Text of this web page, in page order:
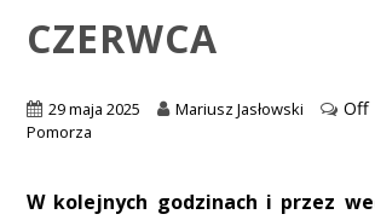
CZERWCA
29 maja 2025 Mariusz Jasłowski Off
Pomorza
W kolejnych godzinach i przez